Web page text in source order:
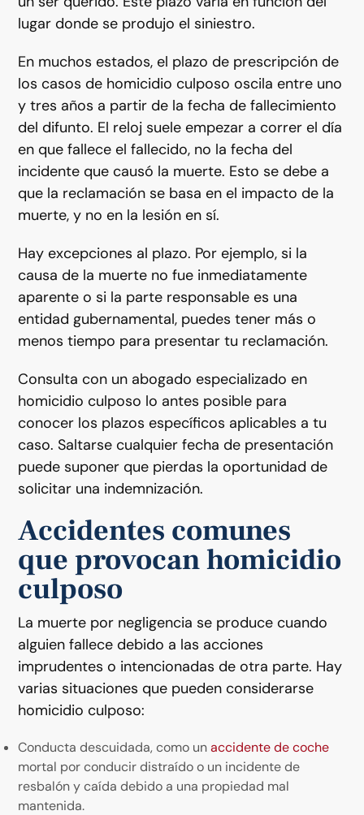
lugar donde se produjo el siniestro.
En muchos estados, el plazo de prescripción de
los casos de homicidio culposo oscila entre uno
y tres años a partir de la fecha de fallecimiento
del difunto. El reloj suele empezar a correr el día
en que fallece el fallecido, no la fecha del
incidente que causó la muerte. Esto se debe a
que la reclamación se basa en el impacto de la
muerte, y no en la lesión en sí.
Hay excepciones al plazo. Por ejemplo, si la
causa de la muerte no fue inmediatamente
aparente o si la parte responsable es una
entidad gubernamental, puedes tener más o
menos tiempo para presentar tu reclamación.
Consulta con un abogado especializado en
homicidio culposo lo antes posible para
conocer los plazos específicos aplicables a tu
caso. Saltarse cualquier fecha de presentación
puede suponer que pierdas la oportunidad de
solicitar una indemnización.
Accidentes comunes
que provocan homicidio
culposo
La muerte por negligencia se produce cuando
alguien fallece debido a las acciones
imprudentes o intencionadas de otra parte. Hay
varias situaciones que pueden considerarse
homicidio culposo:
Conducta descuidada, como unaccidente de coche
mortal por conducir distraído o un incidente de
resbalón y caída debido a una propiedad mal
mantenida.